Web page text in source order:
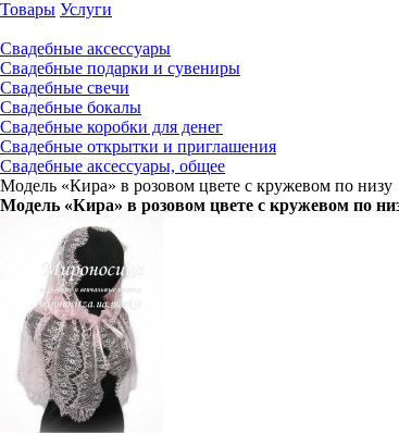
Товары Услуги
Свадебные аксессуары
Свадебные подарки и сувениры
Свадебные свечи
Свадебные бокалы
Свадебные коробки для денег
Свадебные открытки и приглашения
Свадебные аксессуары, общее
Модель «Кира» в розовом цвете с кружевом по низу
Модель «Кира» в розовом цвете с кружевом по